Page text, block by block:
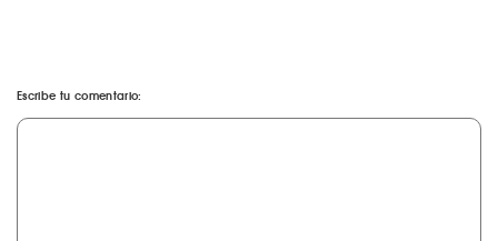
Escribe tu comentario: